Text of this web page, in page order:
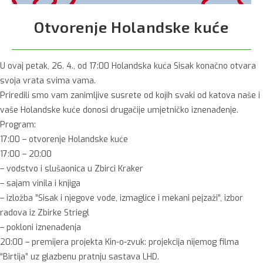
Otvorenje Holandske kuće
U ovaj petak, 26. 4., od 17:00 Holandska kuća Sisak konačno otvara
svoja vrata svima vama.
Priredili smo vam zanimljive susrete od kojih svaki od katova naše i
vaše Holandske kuće donosi drugačije umjetničko iznenađenje.
Program:
17:00 – otvorenje Holandske kuće
17:00 – 20:00
– vodstvo i slušaonica u Zbirci Kraker
– sajam vinila i knjiga
– izložba ”Sisak i njegove vode, izmaglice i mekani pejzaži”, izbor
radova iz Zbirke Striegl
– pokloni iznenađenja
20:00 – premijera projekta Kin-o-zvuk: projekcija nijemog filma
“Birtija” uz glazbenu pratnju sastava LHD.